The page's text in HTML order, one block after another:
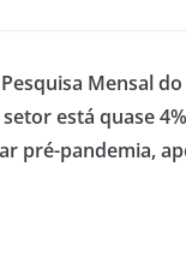
Mensal
está quase
pré-pandemia,